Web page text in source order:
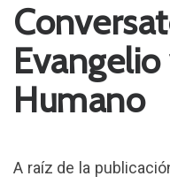
Humano
A raíz de la